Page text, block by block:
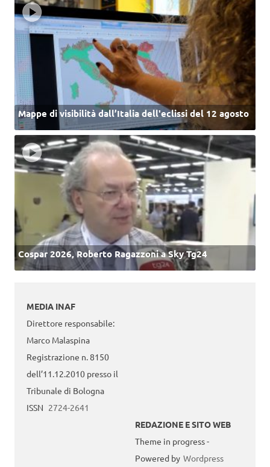
Mappe di visibilità dall’Italia dell'eclissi del 12 agosto
Cospar 2026, Roberto Ragazzoni a Sky Tg24
MEDIA INAF
Direttore responsabile:
Marco Malaspina
Registrazione n. 8150
dell’11.12.2010 presso il
Tribunale di Bologna
ISSN 2724-2641
REDAZIONE E SITO WEB
Theme in progress -
Powered by Wordpress